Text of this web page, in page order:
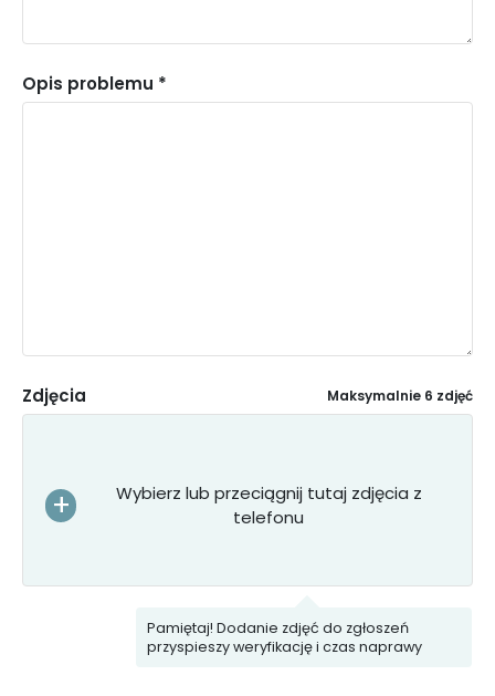
Opis problemu *
Zdjęcia Maksymalnie 6 zdjęć
Pamiętaj! Dodanie zdjęć do zgłoszeń
przyspieszy weryfikację i czas naprawy
Wybierz lub przeciągnij tutaj zdjęcia z
telefonu